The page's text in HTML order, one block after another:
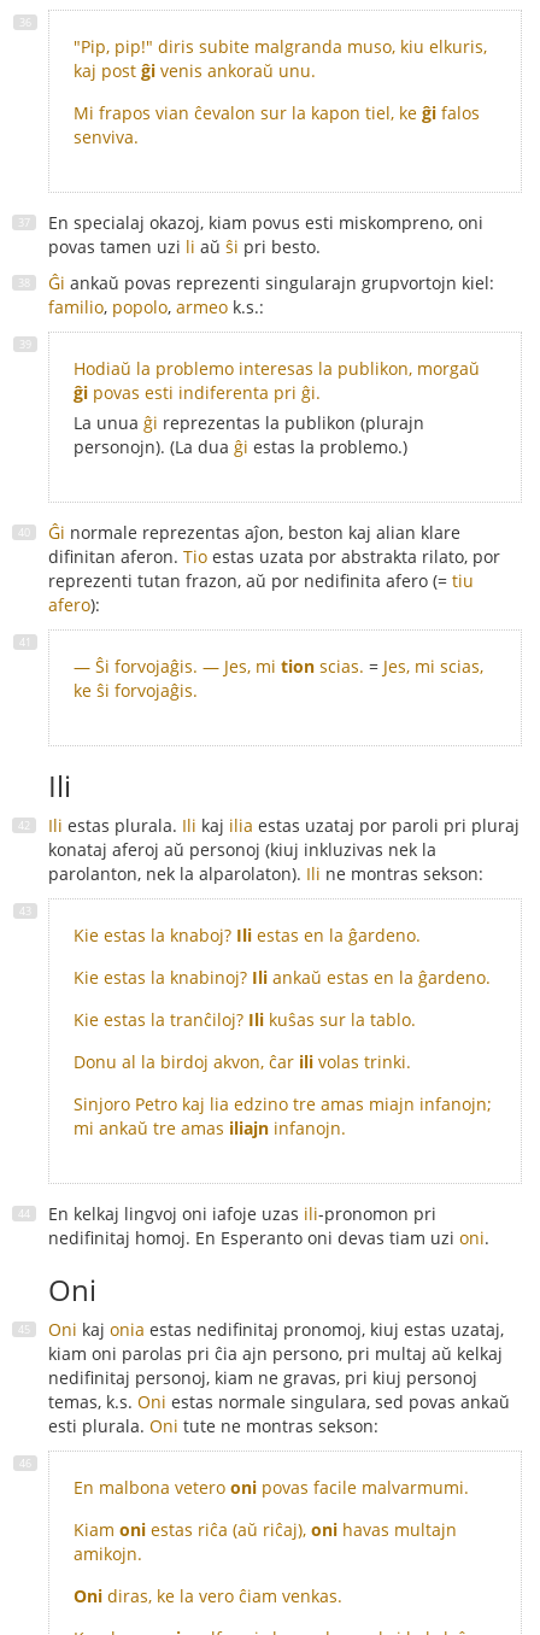
"Pip, pip!" diris subite malgranda muso, kiu elkuris,
kaj post ĝi venis ankoraŭ unu.
Mi frapos vian ĉevalon sur la kapon tiel, ke ĝi falos
senviva.
En specialaj okazoj, kiam povus esti miskompreno, oni
povas tamen uzi li aŭ ŝi pri besto.
Ĝi ankaŭ povas reprezenti singularajn grupvortojn kiel:
familio, popolo, armeo k.s.:
Hodiaŭ la problemo interesas la publikon, morgaŭ
ĝi povas esti indiferenta pri ĝi.
La unua ĝi reprezentas la publikon (plurajn
personojn). (La dua ĝi estas la problemo.)
Ĝi normale reprezentas aĵon, beston kaj alian klare
difinitan aferon. Tio estas uzata por abstrakta rilato, por
reprezenti tutan frazon, aŭ por nedifinita afero (= tiu
afero):
— Ŝi forvojaĝis. — Jes, mi tion scias. = Jes, mi scias,
ke ŝi forvojaĝis.
Ili
Ili estas plurala. Ili kaj ilia estas uzataj por paroli pri pluraj
konataj aferoj aŭ personoj (kiuj inkluzivas nek la
parolanton, nek la alparolaton). Ili ne montras sekson:
Kie estas la knaboj? Ili estas en la ĝardeno.
Kie estas la knabinoj? Ili ankaŭ estas en la ĝardeno.
Kie estas la tranĉiloj? Ili kuŝas sur la tablo.
Donu al la birdoj akvon, ĉar ili volas trinki.
Sinjoro Petro kaj lia edzino tre amas miajn infanojn;
mi ankaŭ tre amas iliajn infanojn.
En kelkaj lingvoj oni iafoje uzas ili-pronomon pri
nedifinitaj homoj. En Esperanto oni devas tiam uzi oni.
Oni
Oni kaj onia estas nedifinitaj pronomoj, kiuj estas uzataj,
kiam oni parolas pri ĉia ajn persono, pri multaj aŭ kelkaj
nedifinitaj personoj, kiam ne gravas, pri kiuj personoj
temas, k.s. Oni estas normale singulara, sed povas ankaŭ
esti plurala. Oni tute ne montras sekson:
En malbona vetero oni povas facile malvarmumi.
Kiam oni estas riĉa (aŭ riĉaj), oni havas multajn
amikojn.
Oni diras, ke la vero ĉiam venkas.